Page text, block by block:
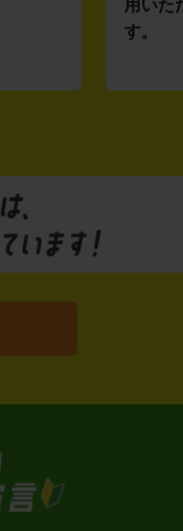
し、12
ルな価